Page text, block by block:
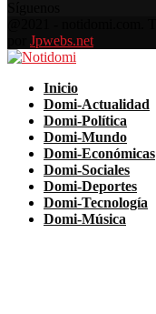
Jpwebs.net
Inicio
Domi-Actualidad
Domi-Política
Domi-Mundo
Domi-Económicas
Domi-Sociales
Domi-Deportes
Domi-Tecnología
Domi-Música